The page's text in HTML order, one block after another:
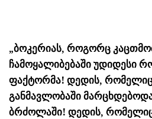
„ბოკერიას, როგორც
ჩამოყალიბებაში უდიდესი
ფაქტორმა! დედის,
განმავლობაში
ბრძოლაში! დედის,